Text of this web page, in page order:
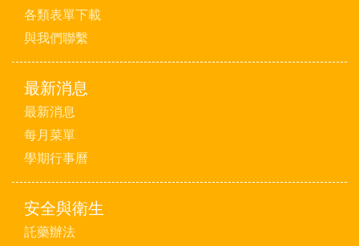
各類表單下載
與我們聯繫
最新消息
最新消息
每月菜單
學期行事曆
安全與衛生
託藥辦法